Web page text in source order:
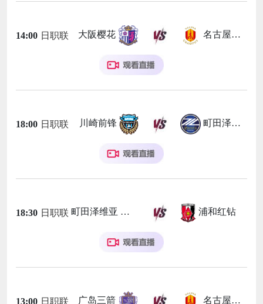
14:00 日职联 大阪樱花 名古屋鲸鱼
18:00 日职联 川崎前锋 町田泽维亚
18:30 日职联 町田泽维亚 浦和红钻
13:00 日职联 广岛三箭 名古屋鲸鱼